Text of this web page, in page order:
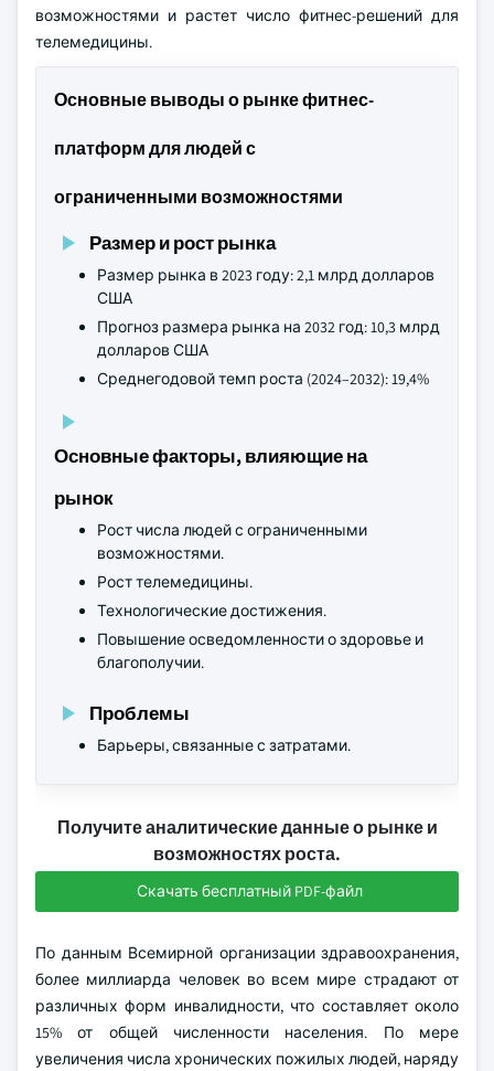
возможностями и растет число фитнес-решений для
телемедицины.
Основные выводы о рынке фитнес-
платформ для людей с
ограниченными возможностями
Размер и рост рынка
Размер рынка в 2023 году: 2,1 млрд долларов
США
Прогноз размера рынка на 2032 год: 10,3 млрд
долларов США
Среднегодовой темп роста (2024–2032): 19,4%
Основные факторы, влияющие на
рынок
Рост числа людей с ограниченными
возможностями.
Рост телемедицины.
Технологические достижения.
Повышение осведомленности о здоровье и
благополучии.
Проблемы
Барьеры, связанные с затратами.
Получите аналитические данные о рынке и
возможностях роста.
Скачать бесплатный PDF-файл
По данным Всемирной организации здравоохранения,
более миллиарда человек во всем мире страдают от
различных форм инвалидности, что составляет около
15% от общей численности населения. По мере
увеличения числа хронических пожилых людей, наряду